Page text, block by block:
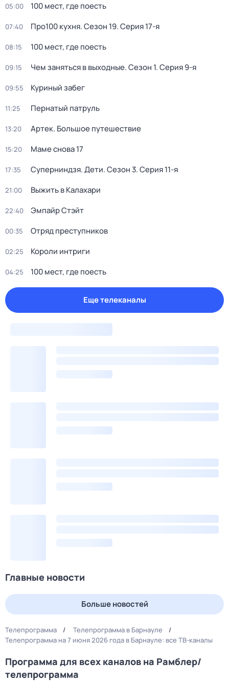
05:00 100 мест, где поесть
07:40 Про100 кухня. Сезон 19. Серия 17-я
08:15 100 мест, где поесть
09:15 Чем заняться в выходные. Сезон 1. Серия 9-я
09:55 Куриный забег
11:25 Пернатый патруль
13:20 Артек. Большое путешествие
15:20 Маме снова 17
17:35 Суперниндзя. Дети. Сезон 3. Серия 11-я
21:00 Выжить в Калахари
22:40 Эмпайр Стэйт
00:35 Отряд преступников
02:25 Короли интриги
04:25 100 мест, где поесть
Еще телеканалы
Главные новости
Больше новостей
Телепрограмма
Телепрограмма в Барнауле
Телепрограмма на 7 июня 2026 года в Барнауле: все ТВ-каналы
Программа для всех каналов на Рамблер/
телепрограмма